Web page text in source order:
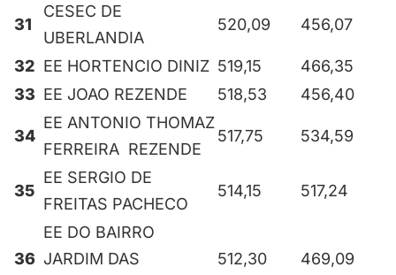
31
CESEC DE
UBERLANDIA
520,09 456,07
32 EE HORTENCIO DINIZ 519,15
466,35
33 EE JOAO REZENDE 518,53 456,40
34
EE ANTONIO THOMAZ
FERREIRA REZENDE
517,75 534,59
35
EE SERGIO DE
FREITAS PACHECO
514,15 517,24
36
EE DO BAIRRO
JARDIM DAS
512,30 469,09